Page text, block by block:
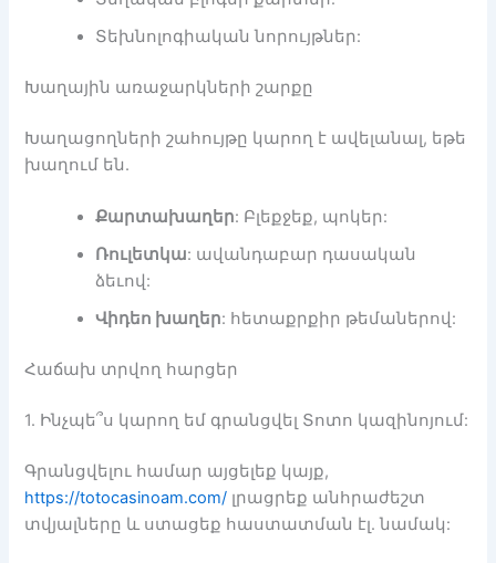
Տեխնոլոգիական նորույթներ:
Խաղային առաջարկների շարքը
Խաղացողների շահույթը կարող է ավելանալ, եթե
խաղում են.
Քարտախաղեր: Բլեքջեք, պոկեր:
Ռուլետկա: ավանդաբար դասական
ձեւով:
Վիդեո խաղեր: հետաքրքիր թեմաներով:
Հաճախ տրվող հարցեր
1. Ինչպե՞ս կարող եմ գրանցվել Տոտո կազինոյում:
Գրանցվելու համար այցելեք կայք,
https://totocasinoam.com/ լրացրեք անհրաժեշտ
տվյալները և ստացեք հաստատման էլ. նամակ: